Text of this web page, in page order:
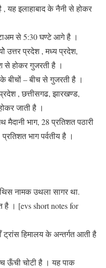
, यह इलाहाबाद के नैनी से होकर
से 5:30 घण्टे आगे है ।
उत्तर प्रदेश , मध्य प्रदेश,
से होकर गुजरती है ।
बीचों – बीच से गुजरती है ।
, छत्तीसगढ, झारखण्ड,
जाती है ।
भाग, 28 प्रतिशत पठारी
भाग पर्वतीय है ।
नामक उथला सागर था.
है । [evs short notes for
ट्रांस हिमालय के अन्तर्गत आती है
ऊँची चोटी है । यह पाक